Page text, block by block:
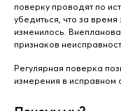
поверку проводят по
убедиться, что за
изменилось.
признаков
Регулярная поверка
измерения в исправном